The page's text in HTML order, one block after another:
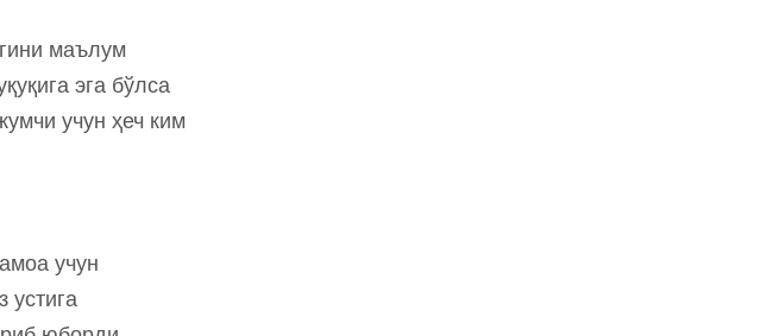
маълум
эга бўлса
учун ҳеч ким
учун
устига